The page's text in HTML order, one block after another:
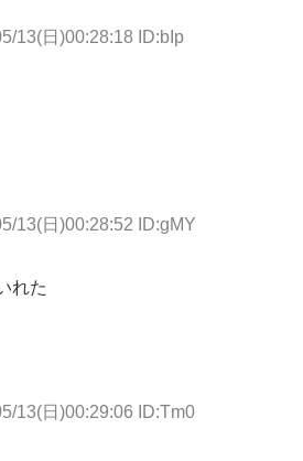
13(日)00:28:18 ID:bIp
13(日)00:28:52 ID:gMY
れた
13(日)00:29:06 ID:Tm0